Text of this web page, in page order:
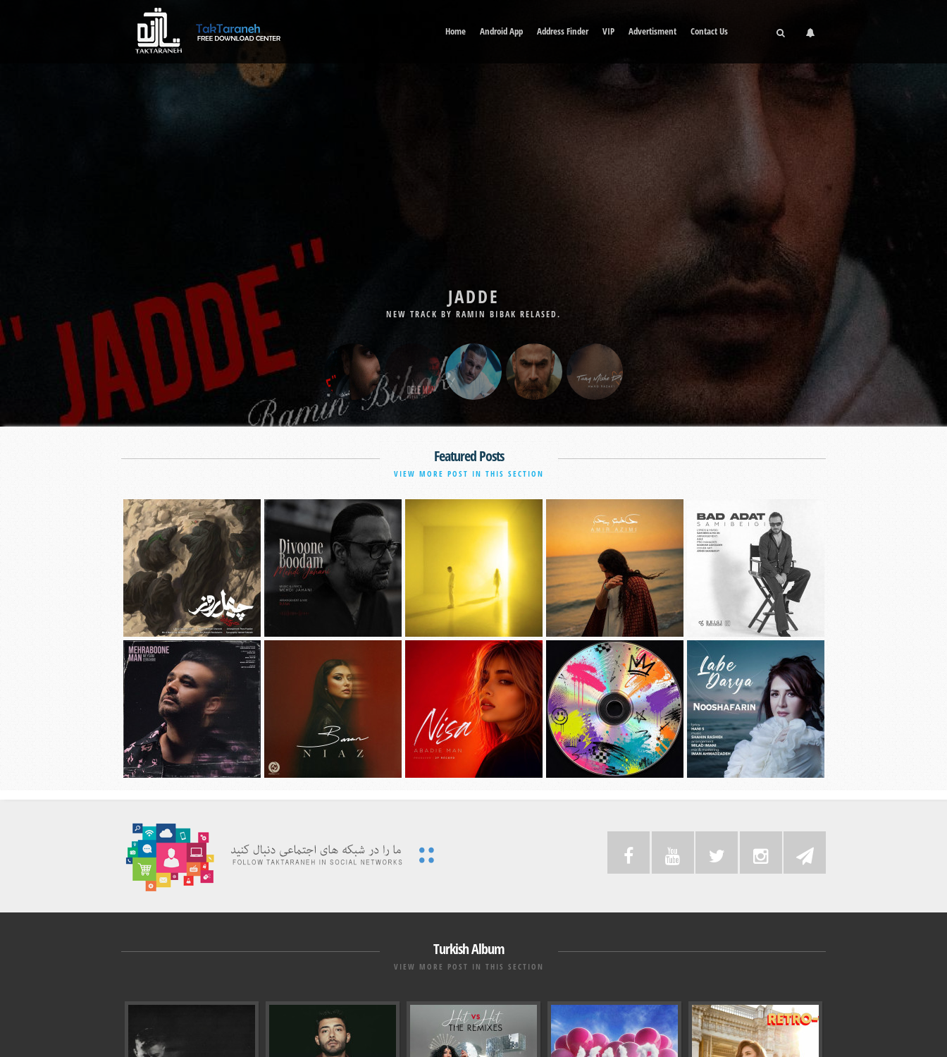
Home Android App Address Finder VIP Advertisment Contact Us
JADDE
NEW TRACK BY RAMIN BIBAK RELASED.
DELE MAN
NEW TRACK BY BABAK JAHANBAKHSH RELASED.
Featured Posts
VIEW MORE POST IN THIS SECTION
دانلود آهنگ جديد محسن چاوشی به نام
چهل روز
دانلود آهنگ جديد مهدی جهانی به نام
دیوونه بودم
دانلود آهنگ جديد سیجل و سوگند به نام
وقتی رفت
دانلود آهنگ جديد امیر عظیمی به نام
دختر بندر
دانلود آهنگ جديد سامی بیگی به نام بد
عادت
مهربون من
Turkish Album
VIEW MORE POST IN THIS SECTION